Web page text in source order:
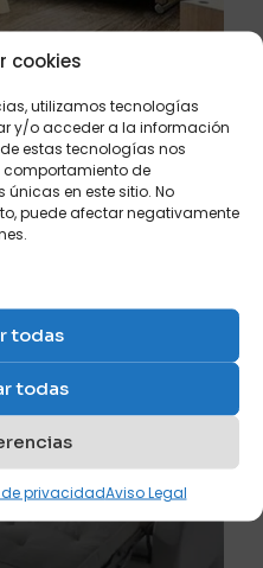
cookies
utilizamos tecnologías
y/o acceder a la información
estas tecnologías nos
de
en este sitio. No
puede afectar negativamente
todas
todas
privacidadAviso Legal
un sofá cama si